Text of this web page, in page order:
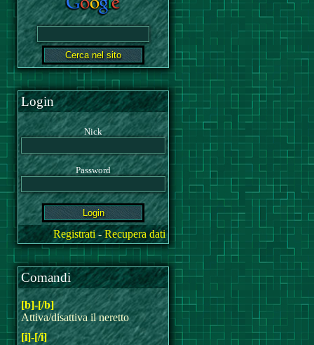
Login
Nick
Password
Registrati-Recupera dati
Comandi
[b]-[/b]
Attiva/disattiva il neretto
[i]-[/i]